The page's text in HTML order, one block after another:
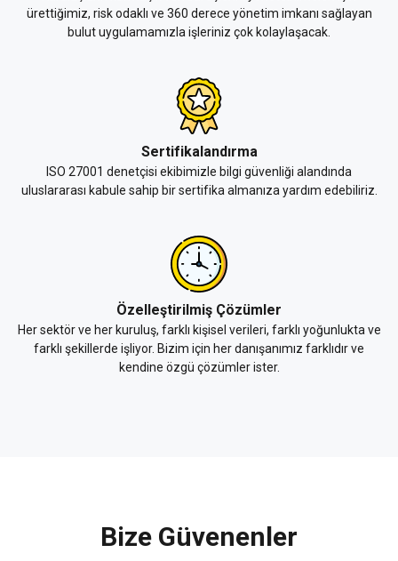
ürettiğimiz, risk odaklı ve 360 derece yönetim imkanı sağlayan
bulut uygulamamızla işleriniz çok kolaylaşacak.
Sertifikalandırma
ISO 27001 denetçisi ekibimizle bilgi güvenliği alandında
uluslararası kabule sahip bir sertifika almanıza yardım edebiliriz.
Özelleştirilmiş Çözümler
Her sektör ve her kuruluş, farklı kişisel verileri, farklı yoğunlukta ve
farklı şekillerde işliyor. Bizim için her danışanımız farklıdır ve
kendine özgü çözümler ister.
Bize Güvenenler